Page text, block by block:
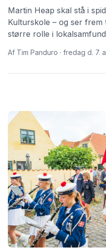
Martin Heap skal stå i
Kulturskole – og ser frem
større rolle i
Af Tim Panduro · fredag d. 7.